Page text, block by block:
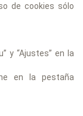
de cookies sólo
y “Ajustes” en la
en la pestaña